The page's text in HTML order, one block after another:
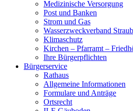
Medizinische Versorgung
Post und Banken
Strom und Gas
Wasserzweckverband
Klimaschutz
Kirchen – Pfarramt –
Ihre Bürgerpflichten
Bürgerservice
Rathaus
Allgemeine Informationen
Formulare und Anträge
Ortsrecht